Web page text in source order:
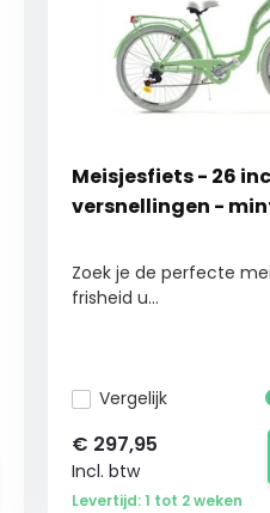
Meisjesfiets - 26
versnellingen -
Zoek je de perfecte
frisheid u...
Vergelijk
€ 297,95
Incl. btw
Levertijd: 1 tot 2 weken